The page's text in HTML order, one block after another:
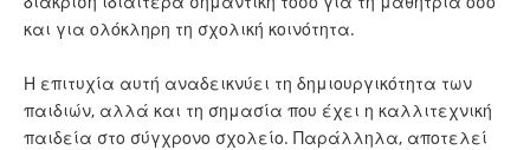
και για ολόκληρη τη σχολική κοινότητα.
Η επιτυχία αυτή αναδεικνύει τη δημιουργικότητα των
παιδιών, αλλά και τη σημασία που έχει η καλλιτεχνική
παιδεία στο σύγχρονο σχολείο. Παράλληλα, αποτελεί